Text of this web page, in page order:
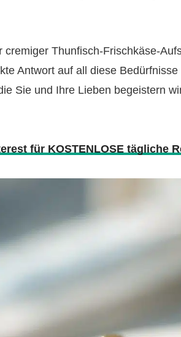
cremiger Thunfisch-Frischkäse-
Antwort auf all diese
Sie und Ihre Lieben begeistern
für KOSTENLOSE tägliche